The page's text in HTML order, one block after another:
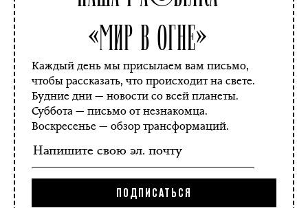
«Мир в огне»
Каждый день мы присылаем вам письмо,
чтобы рассказать, что происходит на свете.
Будние дни — новости со всей планеты.
Суббота — письмо от незнакомца.
Воскресенье — обзор трансформаций.